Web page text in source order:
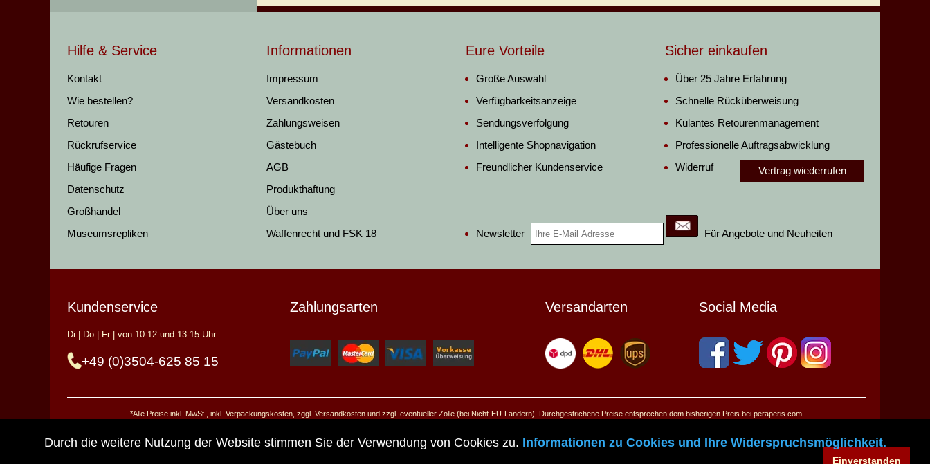
Durch die weitere Nutzung der Website stimmen Sie der Verwendung von Cookies zu. Informationen zu Cookies und Ihre Widerspruchsmöglichkeit.
Einverstanden
Hilfe & Service
Kontakt
Wie bestellen?
Retouren
Rückrufservice
Häufige Fragen
Datenschutz
Großhandel
Museumsrepliken
Informationen
Impressum
Versandkosten
Zahlungsweisen
Gästebuch
AGB
Produkthaftung
Über uns
Waffenrecht und FSK 18
Eure Vorteile
Große Auswahl
Verfügbarkeitsanzeige
Sendungsverfolgung
Intelligente Shopnavigation
Freundlicher Kundenservice
Newsletter Für Angebote und Neuheiten
Sicher einkaufen
Über 25 Jahre Erfahrung
Schnelle Rücküberweisung
Kulantes Retourenmanagement
Professionelle Auftragsabwicklung
Widerruf
Vertrag wiederrufen
Kundenservice
Di | Do | Fr | von 10-12 und 13-15 Uhr
+49 (0)3504-625 85 15
Zahlungsarten Versandarten Social Media
*Alle Preise inkl. MwSt., inkl. Verpackungskosten, zggl. Versandkosten und zzgl. eventueller Zölle (bei Nicht-EU-Ländern). Durchgestrichene Preise entsprechen dem bisherigen Preis bei peraperis.com.
Zur mobilen Website